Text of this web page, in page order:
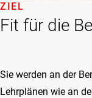
Fit für die
ZIEL
Sie werden an der
Lehrplänen wie an